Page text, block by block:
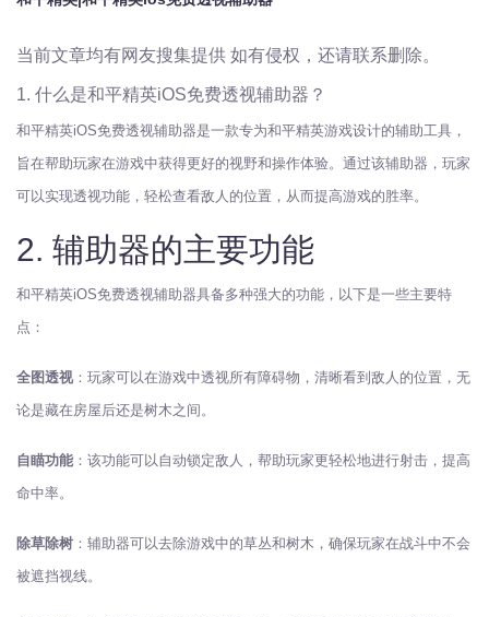
当前文章均有网友搜集提供 如有侵权，还请联系删除。
1. 什么是和平精英iOS免费透视辅助器？
和平精英iOS免费透视辅助器是一款专为和平精英游戏设计的辅助工具，
旨在帮助玩家在游戏中获得更好的视野和操作体验。通过该辅助器，玩家
可以实现透视功能，轻松查看敌人的位置，从而提高游戏的胜率。
2. 辅助器的主要功能
和平精英iOS免费透视辅助器具备多种强大的功能，以下是一些主要特
点：
全图透视 ：玩家可以在游戏中透视所有障碍物，清晰看到敌人的位置，无
论是藏在房屋后还是树木之间。
自瞄功能 ：该功能可以自动锁定敌人，帮助玩家更轻松地进行射击，提高
命中率。
除草除树 ：辅助器可以去除游戏中的草丛和树木，确保玩家在战斗中不会
被遮挡视线。